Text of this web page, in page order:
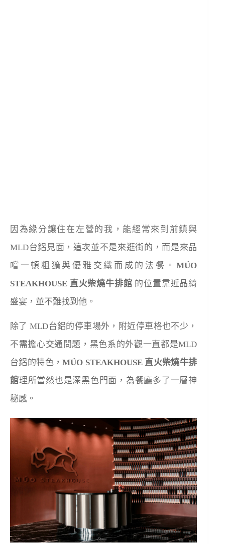
因為緣分讓住在左營的我，能經常來到前鎮與
MLD台鋁見面，這次並不是來逛街的，而是來品
嚐一頓粗獷與優雅交織而成的法餐。MÚO
STEAKHOUSE 直火柴燒牛排館 的位置靠近晶綺
盛宴，並不難找到他。
除了 MLD台鋁的停車場外，附近停車格也不少，
不需擔心交通問題，黑色系的外觀一直都是MLD
台鋁的特色，MÚO STEAKHOUSE 直火柴燒牛排
館理所當然也是深黑色門面，為餐廳多了一層神
秘感。